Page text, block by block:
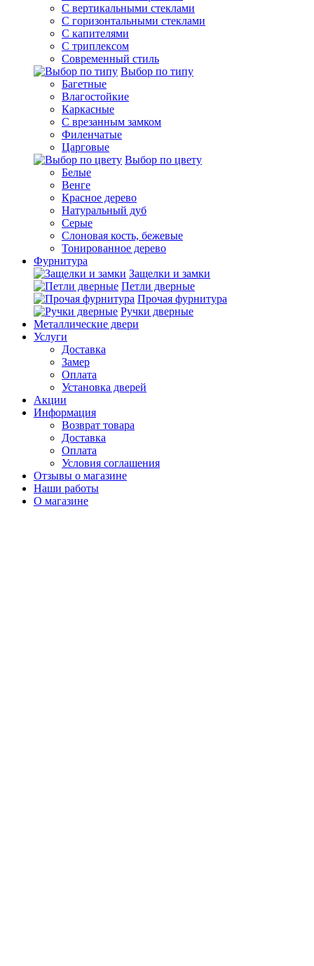
С вертикальными стеклами
С горизонтальными стеклами
С капителями
С триплексом
Современный стиль
Выбор по типу
Багетные
Влагостойкие
Каркасные
С врезанным замком
Филенчатые
Царговые
Выбор по цвету
Белые
Венге
Красное дерево
Натуральный дуб
Серые
Слоновая кость, бежевые
Тонированное дерево
Фурнитура
Защелки и замки
Петли дверные
Прочая фурнитура
Ручки дверные
Металлические двери
Услуги
Доставка
Замер
Оплата
Установка дверей
Акции
Информация
Возврат товара
Доставка
Оплата
Условия соглашения
Отзывы о магазине
Наши работы
О магазине